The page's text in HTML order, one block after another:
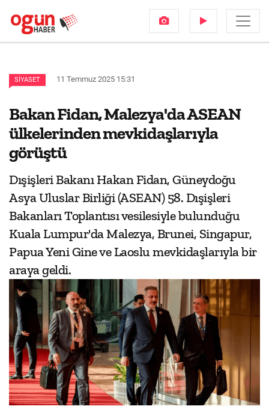
SIYASET 11 Temmuz 2025 15:31
Bakan Fidan, Malezya'da ASEAN
ülkelerinden mevkidaşlarıyla
görüştü
Dışişleri Bakanı Hakan Fidan, Güneydoğu
Asya Uluslar Birliği (ASEAN) 58. Dışişleri
Bakanları Toplantısı vesilesiyle bulunduğu
Kuala Lumpur'da Malezya, Brunei, Singapur,
Papua Yeni Gine ve Laoslu mevkidaşlarıyla bir
araya geldi.